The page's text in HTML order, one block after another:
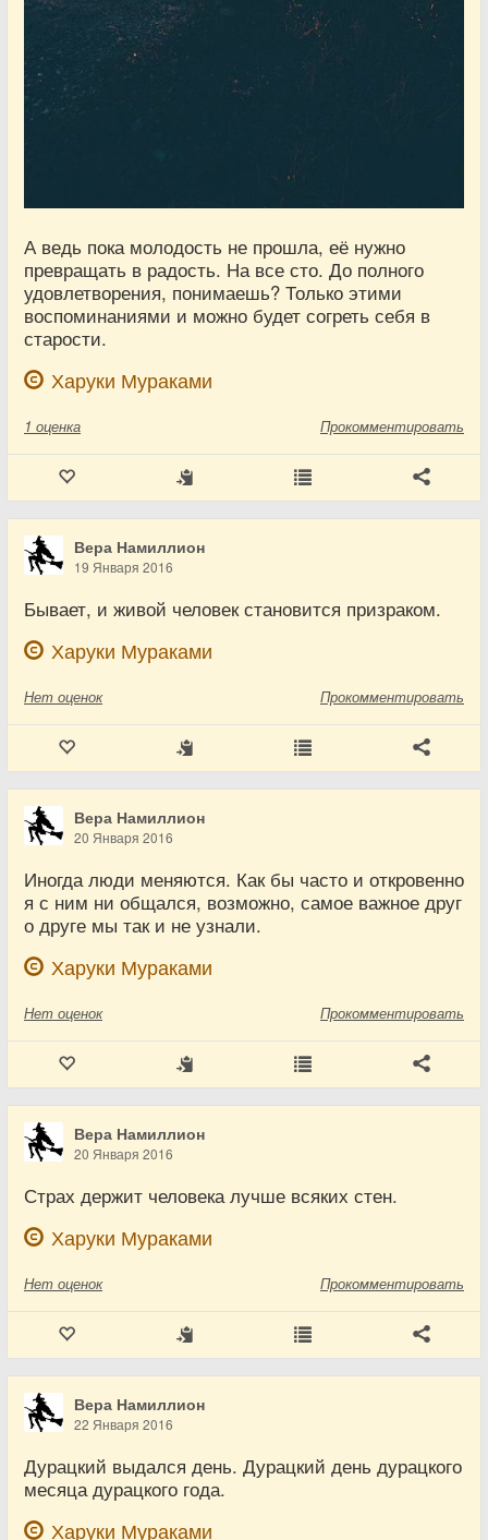
А ведь пока молодость не прошла, её нужно
превращать в радость. На все сто. До полного
удовлетворения, понимаешь? Только этими
воспоминаниями и можно будет согреть себя в
старости.
Харуки Мураками
1 оценка Прокомментировать
Вера Намиллион
19 Января 2016
Бывает, и живой человек становится призраком.
Харуки Мураками
Нет оценок Прокомментировать
Вера Намиллион
20 Января 2016
Иногда люди меняются. Как бы часто и откровенно
я с ним ни общался, возможно, самое важное друг
о друге мы так и не узнали.
Харуки Мураками
Нет оценок Прокомментировать
Вера Намиллион
20 Января 2016
Страх держит человека лучше всяких стен.
Харуки Мураками
Нет оценок Прокомментировать
Вера Намиллион
22 Января 2016
Дурацкий выдался день. Дурацкий день дурацкого
месяца дурацкого года.
Харуки Мураками